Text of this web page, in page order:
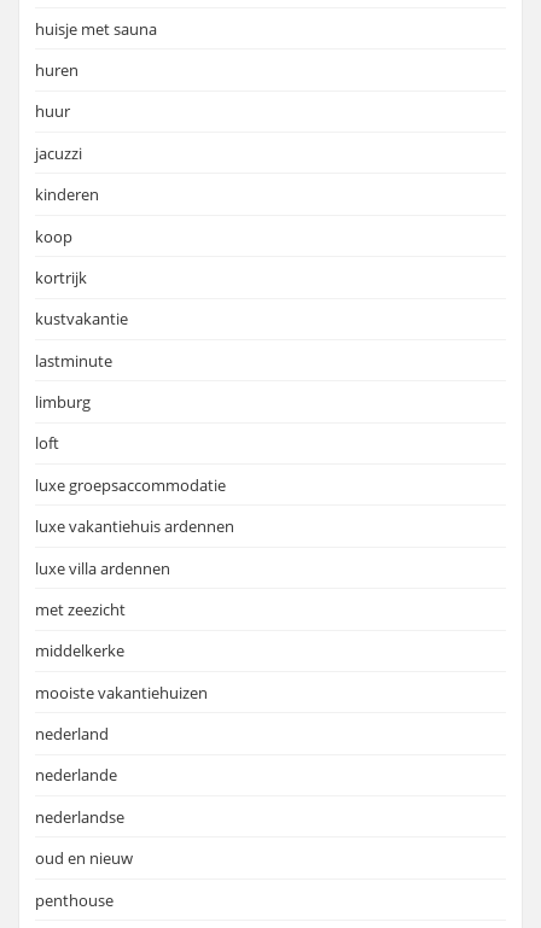
huisje met sauna
huren
huur
jacuzzi
kinderen
koop
kortrijk
kustvakantie
lastminute
limburg
loft
luxe groepsaccommodatie
luxe vakantiehuis ardennen
luxe villa ardennen
met zeezicht
middelkerke
mooiste vakantiehuizen
nederland
nederlande
nederlandse
oud en nieuw
penthouse